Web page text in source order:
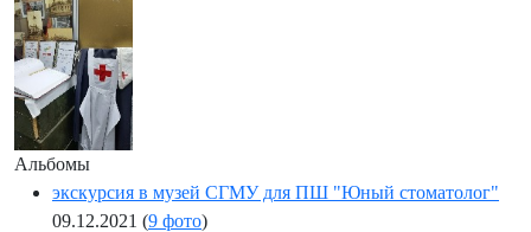
Альбомы
экскурсия в музей СГМУ для ПШ "Юный стоматолог"
09.12.2021 (9 фото)